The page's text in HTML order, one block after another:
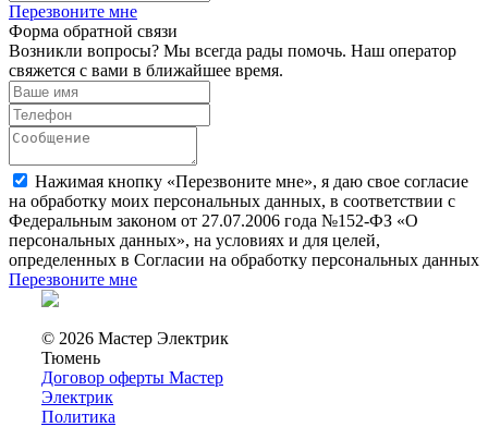
Перезвоните мне
Форма обратной связи
Возникли вопросы? Мы всегда рады помочь. Наш оператор
свяжется с вами в ближайшее время.
Нажимая кнопку «Перезвоните мне», я даю свое согласие
на обработку моих персональных данных, в соответствии с
Федеральным законом от 27.07.2006 года №152-ФЗ «О
персональных данных», на условиях и для целей,
определенных в Согласии на обработку персональных данных
Перезвоните мне
© 2026 Мастер Электрик
Тюмень
Договор оферты Мастер
Электрик
Политика